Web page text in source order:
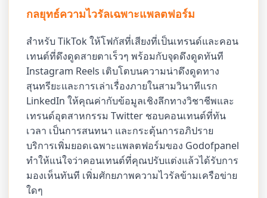
กลยุทธ์ความไวรัลเฉพาะแพลตฟอร์ม
สำหรับ TikTok ให้โฟกัสที่เสียงที่เป็นเทรนด์และคอน
เทนต์ที่ดึงดูดสายตาเร็วๆ พร้อมกับจุดดึงดูดทันที
Instagram Reels เติบโตบนความน่าดึงดูดทาง
สุนทรียะและการเล่าเรื่องภายในสามวินาทีแรก
LinkedIn ให้คุณค่ากับข้อมูลเชิงลึกทางวิชาชีพและ
เทรนด์อุตสาหกรรม Twitter ชอบคอนเทนต์ที่ทัน
เวลา เป็นการสนทนา และกระตุ้นการอภิปราย
บริการเพิ่มยอดเฉพาะแพลตฟอร์มของ Godofpanel
ทำให้แน่ใจว่าคอนเทนต์ที่คุณปรับแต่งแล้วได้รับการ
มองเห็นทันที เพิ่มศักยภาพความไวรัลข้ามเครือข่าย
ใดๆ